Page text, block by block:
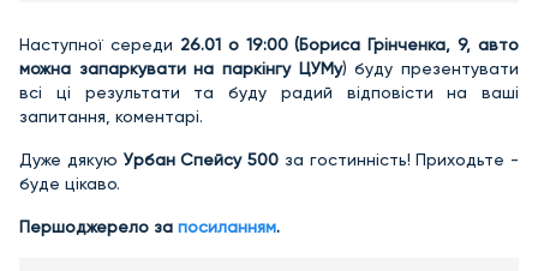
Наступної середи 26.01 о 19:00 (Бориса Грінченка, 9, авто
можна запаркувати на паркінгу ЦУМу) буду презентувати
всі ці результати та буду радий відповісти на ваші
запитання, коментарі.
Дуже дякую Урбан Спейсу 500 за гостинність! Приходьте -
буде цікаво.
Першоджерело за посиланням.